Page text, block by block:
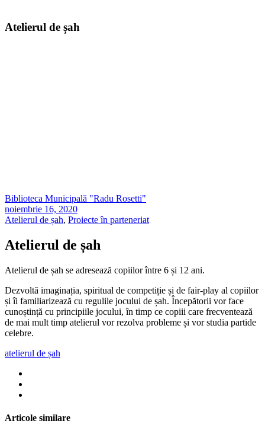
Atelierul de șah
Biblioteca Municipală "Radu Rosetti"
noiembrie 16, 2020
Atelierul de șah, Proiecte în parteneriat
Atelierul de șah
Atelierul de șah se adresează copiilor între 6 și 12 ani.
Dezvoltă imaginația, spiritual de competiție și de fair-play al copiilor
și îi familiarizează cu regulile jocului de șah. Începătorii vor face
cunoștință cu principiile jocului, în timp ce copiii care frecventează
de mai mult timp atelierul vor rezolva probleme și vor studia partide
celebre.
atelierul de șah
Articole similare